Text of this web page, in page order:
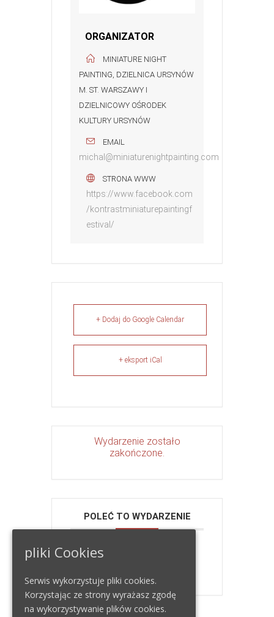
ORGANIZATOR
MINIATURE NIGHT
PAINTING, DZIELNICA URSYNÓW
M. ST. WARSZAWY I
DZIELNICOWY OŚRODEK
KULTURY URSYNÓW
EMAIL
michal@miniaturenightpainting.com
STRONA WWW
https://www.facebook.com
/kontrastminiaturepaintingf
estival/
+ Dodaj do Google Calendar
+ eksport iCal
Wydarzenie zostało
zakończone.
POLEĆ TO WYDARZENIE
pliki Cookies
Serwis wykorzystuje pliki cookies.
Korzystając ze strony wyrażasz zgodę
na wykorzystywanie plików cookies.